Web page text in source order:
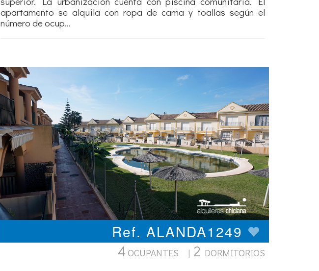
apartamento se alquila con ropa de cama y toallas según el
número de ocup...
Ref. ALANDA1249
4 OCUPANTES | 2 DORMITORIOS